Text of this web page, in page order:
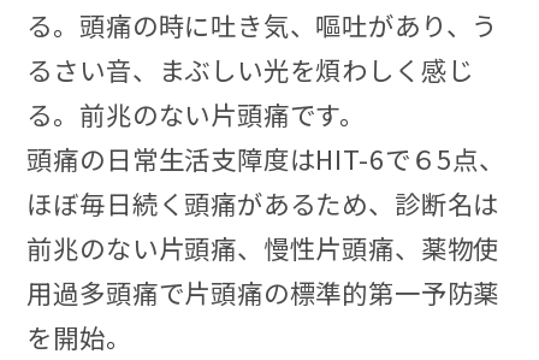
る。頭痛の時に吐き気、嘔吐があり、う
るさい音、まぶしい光を煩わしく感じ
る。前兆のない片頭痛です。
頭痛の日常生活支障度はHIT-6で６5点、
ほぼ毎日続く頭痛があるため、診断名は
前兆のない片頭痛、慢性片頭痛、薬物使
用過多頭痛で片頭痛の標準的第一予防薬
を開始。